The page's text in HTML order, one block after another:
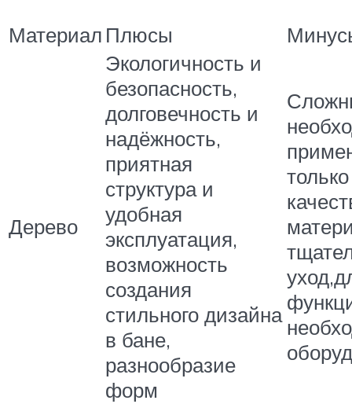
Материал Плюсы
Дерево
Экологичность и
безопасность,
долговечность и
надёжность,
приятная
структура и
удобная
эксплуатация,
возможность
создания
стильного дизайна
в бане,
разнообразие
форм
только